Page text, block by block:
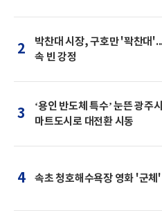
2
박찬대 시장, 구호만 '꽉찬대
속 빈 강정
3
‘용인 반도체 특수’ 눈뜬 광주
마트도시로 대전환 시동
4 속초 청호해수욕장 영화 '군체'